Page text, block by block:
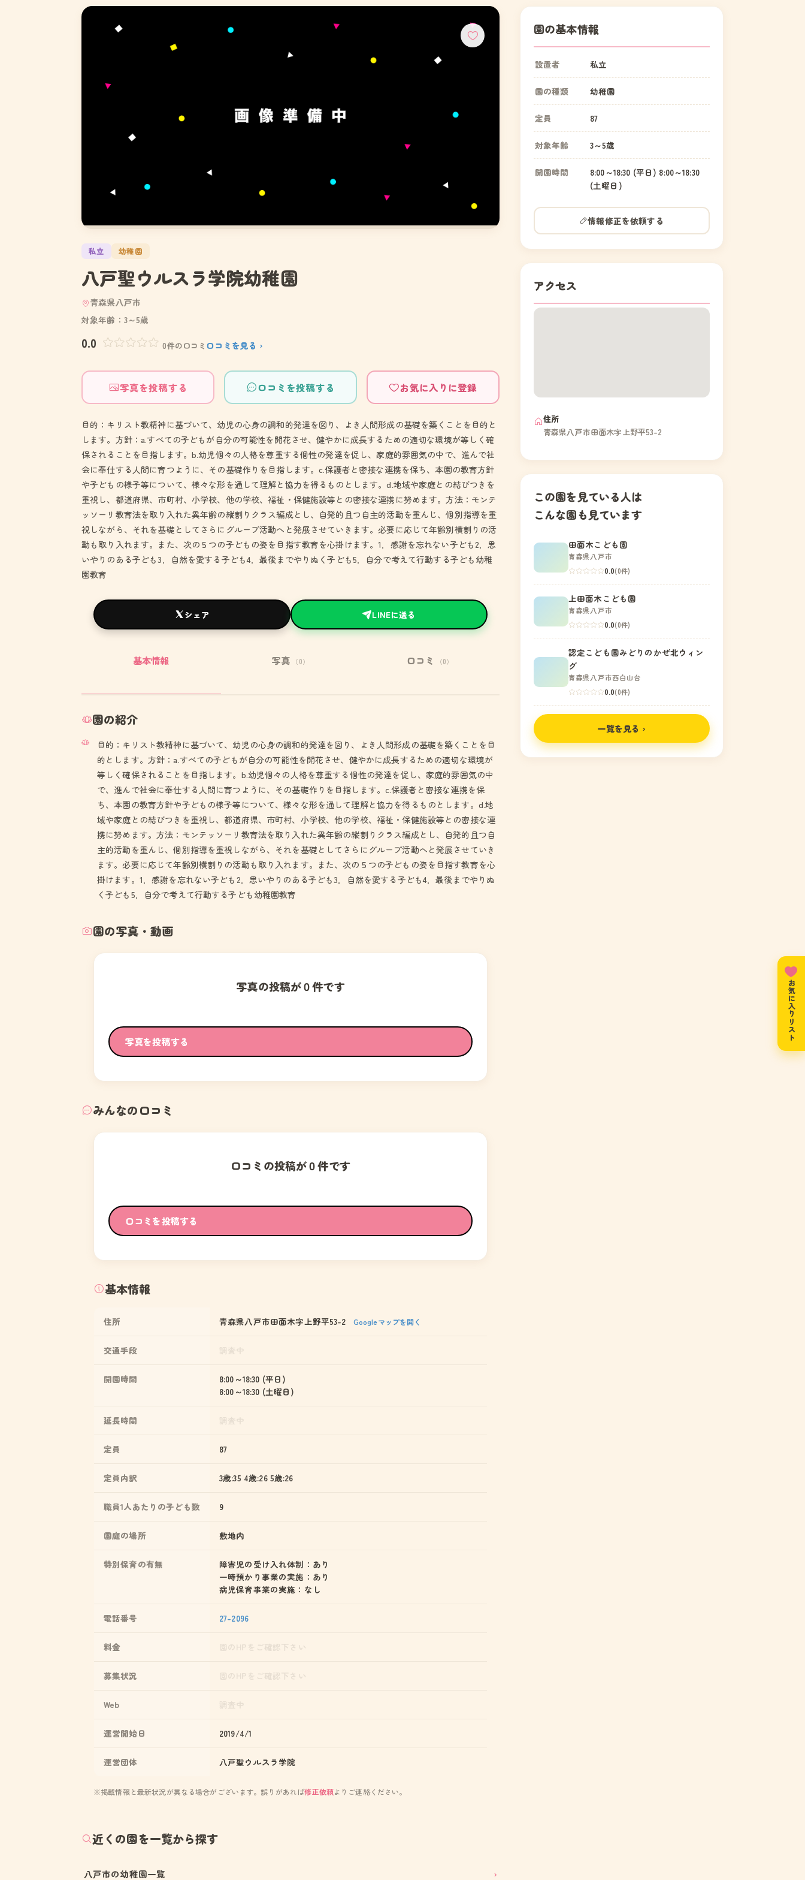
私立 幼稚園
八戸聖ウルスラ学院幼稚園
青森県八戸市
対象年齢：3～5歳
0.0 0件の口コミ 口コミを見る ›
写真を投稿する 口コミを投稿する お気に入りに登録
目的：キリスト教精神に基づいて、幼児の心身の調和的発達を図り、よき人間形成の基礎を築くことを目的と
します。方針：a.すべての子どもが自分の可能性を開花させ、健やかに成長するための適切な環境が等しく確
保されることを目指します。b.幼児個々の人格を尊重する個性の発達を促し、家庭的雰囲気の中で、進んで社
会に奉仕する人間に育つように、その基礎作りを目指します。c.保護者と密接な連携を保ち、本園の教育方針
や子どもの様子等について、様々な形を通して理解と協力を得るものとします。d.地域や家庭との結びつきを
重視し、都道府県、市町村、小学校、他の学校、福祉・保健施設等との密接な連携に努めます。方法：モンテ
ッソーリ教育法を取り入れた異年齢の縦割りクラス編成とし、自発的且つ自主的活動を重んじ、個別指導を重
視しながら、それを基礎としてさらにグループ活動へと発展させていきます。必要に応じて年齢別横割りの活
動も取り入れます。また、次の５つの子どもの姿を目指す教育を心掛けます。1．感謝を忘れない子ども2．思
いやりのある子ども3．自然を愛する子ども4．最後までやりぬく子ども5．自分で考えて行動する子ども幼稚
園教育
シェア LINEに送る
基本情報 写真 （0） 口コミ （0）
園の紹介
目的：キリスト教精神に基づいて、幼児の心身の調和的発達を図り、よき人間形成の基礎を築くことを目
的とします。方針：a.すべての子どもが自分の可能性を開花させ、健やかに成長するための適切な環境が
等しく確保されることを目指します。b.幼児個々の人格を尊重する個性の発達を促し、家庭的雰囲気の中
で、進んで社会に奉仕する人間に育つように、その基礎作りを目指します。c.保護者と密接な連携を保
ち、本園の教育方針や子どもの様子等について、様々な形を通して理解と協力を得るものとします。d.地
域や家庭との結びつきを重視し、都道府県、市町村、小学校、他の学校、福祉・保健施設等との密接な連
携に努めます。方法：モンテッソーリ教育法を取り入れた異年齢の縦割りクラス編成とし、自発的且つ自
主的活動を重んじ、個別指導を重視しながら、それを基礎としてさらにグループ活動へと発展させていき
ます。必要に応じて年齢別横割りの活動も取り入れます。また、次の５つの子どもの姿を目指す教育を心
掛けます。1．感謝を忘れない子ども2．思いやりのある子ども3．自然を愛する子ども4．最後までやりぬ
く子ども5．自分で考えて行動する子ども幼稚園教育
園の写真・動画
写真の投稿が０件です
写真を投稿する
みんなの口コミ
口コミの投稿が０件です
口コミを投稿する
基本情報
住所 青森県八戸市田面木字上野平53-2 Googleマップを開く
交通手段
開園時間
8:00～18:30 (平日)
8:00～18:30 (土曜日)
延長時間
定員 87
定員内訳 3歳:35 4歳:26 5歳:26
職員1人あたりの子ども数 9
園庭の場所 敷地内
特別保育の有無
障害児の受け入れ体制：あり
一時預かり事業の実施：あり
病児保育事業の実施：なし
電話番号 27-2096
料金
募集状況
Web
運営開始日 2019/4/1
運営団体 八戸聖ウルスラ学院
※掲載情報と最新状況が異なる場合がございます。誤りがあれば修正依頼よりご連絡ください。
近くの園を一覧から探す
八戸市の幼稚園一覧
園の基本情報
設置者 私立
園の種類 幼稚園
定員 87
対象年齢 3～5歳
開園時間
8:00～18:30 (平日) 8:00～18:30
(土曜日)
情報修正を依頼する
アクセス
住所
青森県八戸市田面木字上野平53-2
この園を見ている人は
こんな園も見ています
田面木こども園
青森県八戸市
0.0(0件)
上田面木こども園
青森県八戸市
0.0(0件)
認定こども園みどりのかぜ北ウィン
グ
青森県八戸市西白山台
0.0(0件)
一覧を見る ›
お気に入りリスト